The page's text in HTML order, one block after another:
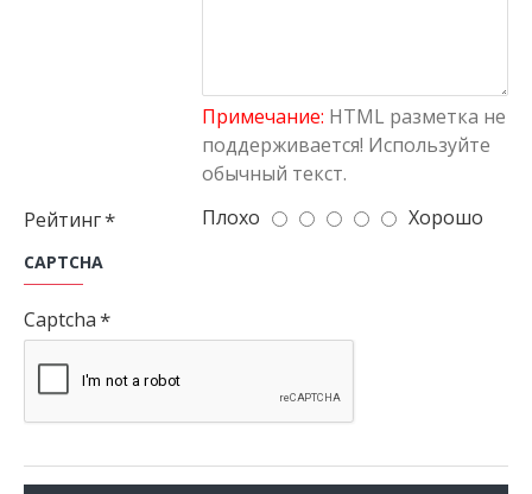
Примечание: HTML разметка не
поддерживается! Используйте
обычный текст.
Рейтинг
Плохо Хорошо
CAPTCHA
Captcha